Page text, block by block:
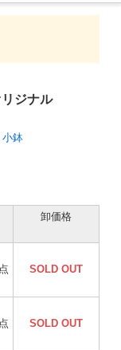
ジナル
小鉢
卸価格
SOLD OUT
SOLD OUT